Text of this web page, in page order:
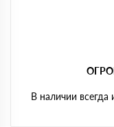
В наличии